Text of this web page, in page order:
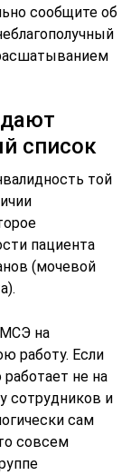
сообщите об
список
той
пациента
(мочевой
на
работу. Если
не на
сотрудников и
сам
совсем